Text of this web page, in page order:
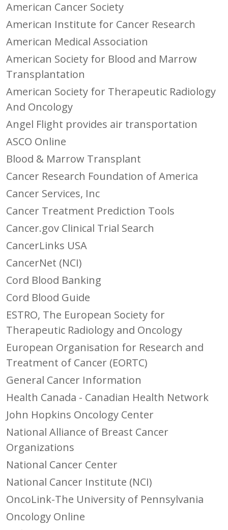
American Cancer Society
American Institute for Cancer Research
American Medical Association
American Society for Blood and Marrow
Transplantation
American Society for Therapeutic Radiology
And Oncology
Angel Flight provides air transportation
ASCO Online
Blood & Marrow Transplant
Cancer Research Foundation of America
Cancer Services, Inc
Cancer Treatment Prediction Tools
Cancer.gov Clinical Trial Search
CancerLinks USA
CancerNet (NCI)
Cord Blood Banking
Cord Blood Guide
ESTRO, The European Society for
Therapeutic Radiology and Oncology
European Organisation for Research and
Treatment of Cancer (EORTC)
General Cancer Information
Health Canada - Canadian Health Network
John Hopkins Oncology Center
National Alliance of Breast Cancer
Organizations
National Cancer Center
National Cancer Institute (NCI)
OncoLink-The University of Pennsylvania
Oncology Online